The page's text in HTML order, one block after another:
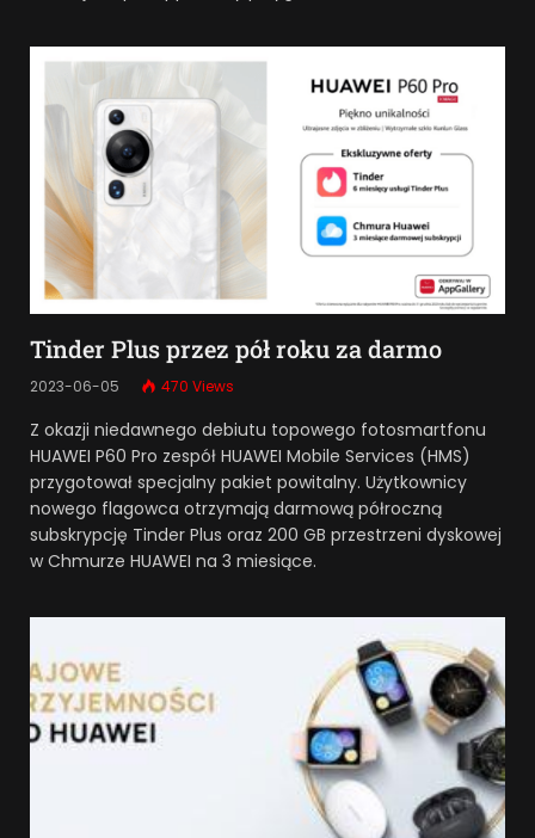
Tinder Plus przez pół roku za darmo
2023-06-05 470 Views
Z okazji niedawnego debiutu topowego fotosmartfonu
HUAWEI P60 Pro zespół HUAWEI Mobile Services (HMS)
przygotował specjalny pakiet powitalny. Użytkownicy
nowego flagowca otrzymają darmową półroczną
subskrypcję Tinder Plus oraz 200 GB przestrzeni dyskowej
w Chmurze HUAWEI na 3 miesiące.